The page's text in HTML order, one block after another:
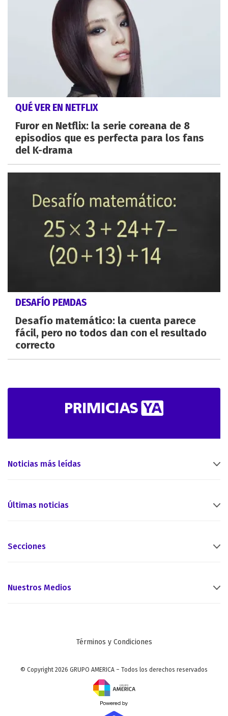
QUÉ VER EN NETFLIX
Furor en Netflix: la serie coreana de 8
episodios que es perfecta para los fans
del K-drama
DESAFÍO PEMDAS
Desafío matemático: la cuenta parece
fácil, pero no todos dan con el resultado
correcto
Noticias más leídas
Últimas noticias
Secciones
Nuestros Medios
Términos y Condiciones
© Copyright 2026 GRUPO AMERICA – Todos los derechos reservados